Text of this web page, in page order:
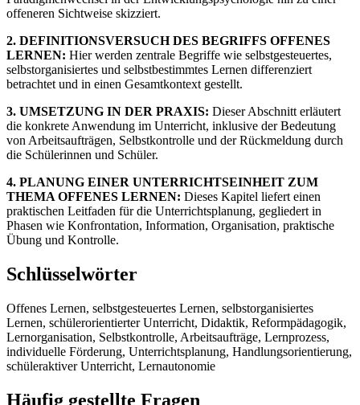
offeneren Sichtweise skizziert.
2. DEFINITIONSVERSUCH DES BEGRIFFS OFFENES
LERNEN: Hier werden zentrale Begriffe wie selbstgesteuertes,
selbstorganisiertes und selbstbestimmtes Lernen differenziert
betrachtet und in einen Gesamtkontext gestellt.
3. UMSETZUNG IN DER PRAXIS: Dieser Abschnitt erläutert
die konkrete Anwendung im Unterricht, inklusive der Bedeutung
von Arbeitsaufträgen, Selbstkontrolle und der Rückmeldung durch
die Schülerinnen und Schüler.
4. PLANUNG EINER UNTERRICHTSEINHEIT ZUM
THEMA OFFENES LERNEN: Dieses Kapitel liefert einen
praktischen Leitfaden für die Unterrichtsplanung, gegliedert in
Phasen wie Konfrontation, Information, Organisation, praktische
Übung und Kontrolle.
Schlüsselwörter
Offenes Lernen, selbstgesteuertes Lernen, selbstorganisiertes
Lernen, schülerorientierter Unterricht, Didaktik, Reformpädagogik,
Lernorganisation, Selbstkontrolle, Arbeitsaufträge, Lernprozess,
individuelle Förderung, Unterrichtsplanung, Handlungsorientierung,
schüleraktiver Unterricht, Lernautonomie
Häufig gestellte Fragen